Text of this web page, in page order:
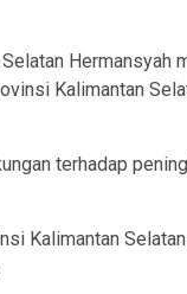
Hermansyah
Kalimantan
terhadap
Kalimantan